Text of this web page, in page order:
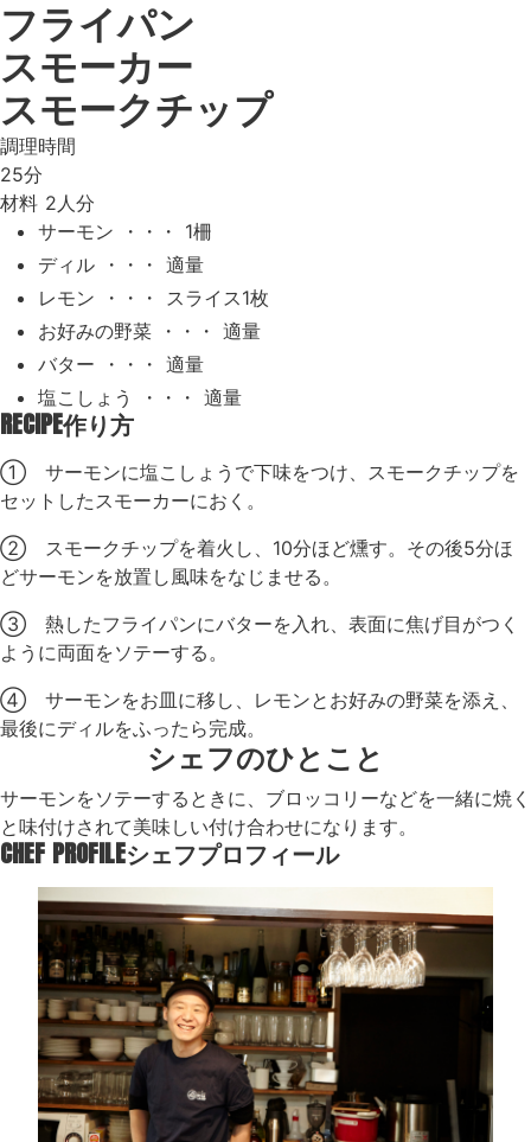
フライパン
スモーカー
スモークチップ
調理時間
25分
材料 2人分
サーモン ・・・ 1柵
ディル ・・・ 適量
レモン ・・・ スライス1枚
お好みの野菜 ・・・ 適量
バター ・・・ 適量
塩こしょう ・・・ 適量
RECIPE作り方
① サーモンに塩こしょうで下味をつけ、スモークチップを
セットしたスモーカーにおく。
② スモークチップを着火し、10分ほど燻す。その後5分ほ
どサーモンを放置し風味をなじませる。
③ 熱したフライパンにバターを入れ、表面に焦げ目がつく
ように両面をソテーする。
④ サーモンをお皿に移し、レモンとお好みの野菜を添え、
最後にディルをふったら完成。
シェフのひとこと
サーモンをソテーするときに、ブロッコリーなどを一緒に焼く
と味付けされて美味しい付け合わせになります。
CHEF PROFILEシェフプロフィール